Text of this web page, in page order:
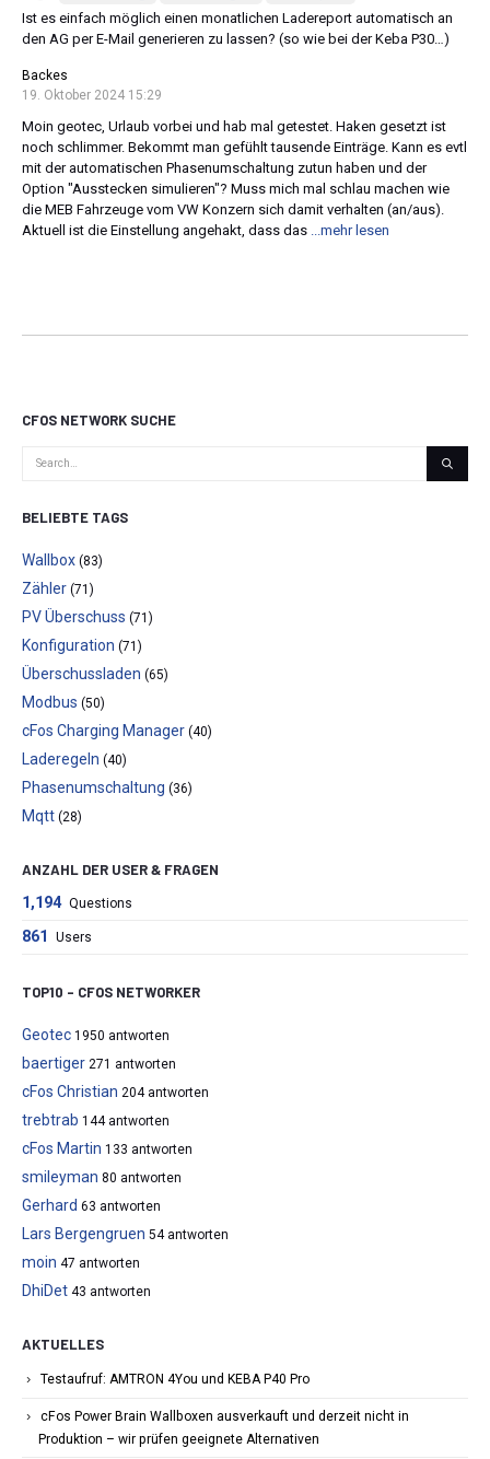
Ist es einfach möglich einen monatlichen Ladereport automatisch an
den AG per E-Mail generieren zu lassen? (so wie bei der Keba P30…)
Backes
19. Oktober 2024 15:29
Moin geotec, Urlaub vorbei und hab mal getestet. Haken gesetzt ist
noch schlimmer. Bekommt man gefühlt tausende Einträge. Kann es evtl
mit der automatischen Phasenumschaltung zutun haben und der
Option "Ausstecken simulieren"? Muss mich mal schlau machen wie
die MEB Fahrzeuge vom VW Konzern sich damit verhalten (an/aus).
Aktuell ist die Einstellung angehakt, dass das
...mehr lesen
CFOS NETWORK SUCHE
BELIEBTE TAGS
Wallbox (83)
Zähler (71)
PV Überschuss (71)
Konfiguration (71)
Überschussladen (65)
Modbus (50)
cFos Charging Manager (40)
Laderegeln (40)
Phasenumschaltung (36)
Mqtt (28)
ANZAHL DER USER & FRAGEN
1,194 Questions
861 Users
TOP10 – CFOS NETWORKER
Geotec 1950 antworten
baertiger 271 antworten
cFos Christian 204 antworten
trebtrab 144 antworten
cFos Martin 133 antworten
smileyman 80 antworten
Gerhard 63 antworten
Lars Bergengruen 54 antworten
moin 47 antworten
DhiDet 43 antworten
AKTUELLES
Testaufruf: AMTRON 4You und KEBA P40 Pro
cFos Power Brain Wallboxen ausverkauft und derzeit nicht in
Produktion – wir prüfen geeignete Alternativen